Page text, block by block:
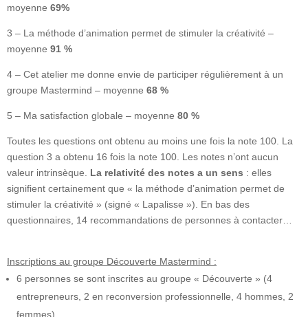
moyenne 69%
3 – La méthode d’animation permet de stimuler la créativité –
moyenne 91 %
4 – Cet atelier me donne envie de participer régulièrement à un
groupe Mastermind – moyenne 68 %
5 – Ma satisfaction globale – moyenne 80 %
Toutes les questions ont obtenu au moins une fois la note 100. La
question 3 a obtenu 16 fois la note 100. Les notes n’ont aucun
valeur intrinsèque. La relativité des notes a un sens : elles
signifient certainement que « la méthode d’animation permet de
stimuler la créativité » (signé « Lapalisse »). En bas des
questionnaires, 14 recommandations de personnes à contacter…
Inscriptions au groupe Découverte Mastermind :
6 personnes se sont inscrites au groupe « Découverte » (4
entrepreneurs, 2 en reconversion professionnelle, 4 hommes, 2
femmes)